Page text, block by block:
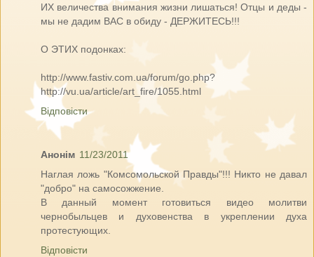
ИХ величества внимания жизни лишаться! Отцы и деды -
мы не дадим ВАС в обиду - ДЕРЖИТЕСЬ!!!
О ЭТИХ подонках:
http://www.fastiv.com.ua/forum/go.php?
http://vu.ua/article/art_fire/1055.html
Відповісти
Анонім 11/23/2011
Наглая ложь "Комсомольской Правды"!!! Никто не давал
"добро" на самосожжение.
В данный момент готовиться видео молитви
чернобыльцев и духовенства в укреплении духа
протестующих.
Відповісти